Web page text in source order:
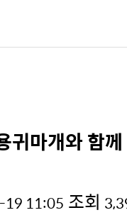
귀마개와 함
11:05 조회